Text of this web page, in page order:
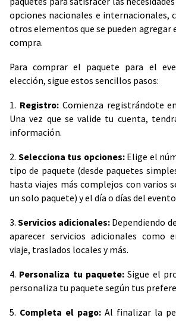
opciones nacionales e internacionales,
otros elementos que se pueden agregar
compra.
Para comprar el paquete para el
elección, sigue estos sencillos pasos:
1. Registro:Comienza registrándote
Una vez que se valide tu cuenta,
información.
2. Selecciona tus opciones:Elige el
tipo de paquete (desde paquetes
hasta viajes más complejos con varios
un solo paquete) y el día o días del
3.Servicios adicionales: Dependiendo
aparecer servicios adicionales como
viaje, traslados locales y más.
4. Personaliza tu paquete:Sigue el
personaliza tu paquete según tus
5. Completa el pago: Al finalizar la